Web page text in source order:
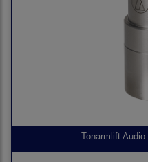
Tonarmlift